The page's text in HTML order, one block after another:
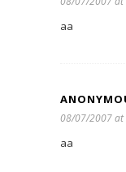
aa
08/07/2007 at
aa